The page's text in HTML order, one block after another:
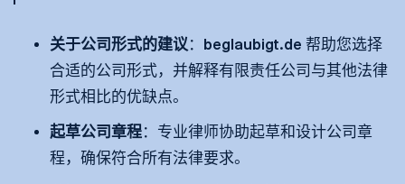
关于公司形式的建议：beglaubigt.de 帮助您选择
合适的公司形式，并解释有限责任公司与其他法律
形式相比的优缺点。
起草公司章程：专业律师协助起草和设计公司章
程，确保符合所有法律要求。